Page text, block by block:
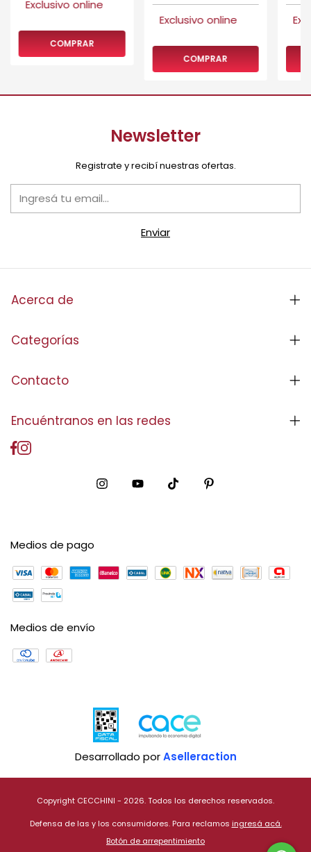
COMPRAR
COMPRAR
Newsletter
Registrate y recibí nuestras ofertas.
Acerca de
Categorías
Contacto
Encuéntranos en las redes
Medios de pago
Medios de envío
Desarrollado porAselleraction
Copyright CECCHINI - 2026. Todos los derechos reservados.
Defensa de las y los consumidores. Para reclamos ingresá acá.
Botón de arrepentimiento